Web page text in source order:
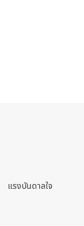
แรงบันดาลใจ